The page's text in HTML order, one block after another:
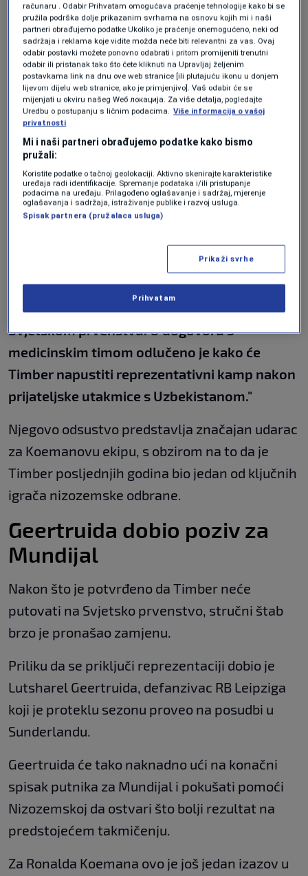
sezone osvojio naslov prvaka Engleske.
Timber već duže vrijeme vodi borbu s
povredom prepona koju je zadobio 14. marta
tokom utakmice protiv Evertona. Iako je nakon
višemjesečne rehabilitacije uspio zaigrati i u
finalu Lige prvaka, u kojem je Arsenal poražen
od PSG-a, procijenjeno je da još uvijek nije
spreman za napore koje zahtijeva nastup na
Svjetskom prvenstvu.
"24-godišnjak se nije dovoljno oporavio od
ozljede prepona za sudjelovanje na
Svjetskom prvenstvu. U dogovoru s
medicinskim timom odlučeno je kako će
Timber napustiti reprezentativni kamp nakon
prijateljske utakmice s Uzbekistanom."
Njegovo odsustvo predstavlja značajan udarac
za Koemanovu ekipu, s obzirom na to da je
Timber posljednjih godina bio jedan od ključnih
igrača nizozemske odbrane.
Geertruida dobio poziv za
Mundijal
Nakon što je potvrđeno da Timber neće
putovati na Svjetsko prvenstvo, stručni štab
brzo je pronašao zamjenu.
Priliku da se priključi reprezentaciji dobio je
Lutsharel Geertruida, defanzivac RB Leipziga
koji je proteklu sezonu proveo na posudbi u
Sunderlandu.
Geertruida će tako naknadno ući na konačni
spisak putnika za Mundijal i pokušati pomoći
Nizozemskoj da ostvari što bolji rezultat na
predstojećem takmičenju.
Za Ronalda Koemana ovo je još jedan izazov u
računaru . Odabir Prihvatam omogućava praćenje tehnologije kako bi se
pružila podrška dolje prikazanim svrhama na osnovu kojih mi i naši
partneri obrađujemo podatke Ukoliko je praćenje onemogućeno, neki od
sadržaja i reklama koje vidite možda neće biti relevantni za vas. Ovaj
odabir postavki možete ponovno odabrati i pritom promijeniti trenutni
odabir ili pristanak tako što ćete kliknuti na Upravljaj željenim
postavkama link na dnu ove web stranice [ili plutajuću ikonu u donjem
lijevom dijelu web stranice, ako je primjenjivo]. Vaš odabir će se
mijenjati u okviru našeg Wеб локација. Za više detalja, pogledajte
Uredbu o postupanju s ličnim podacima. Više informacija o vašoj
privatnosti
Mi i naši partneri obrađujemo podatke kako bismo
pružali:
Koristite podatke o tačnoj geolokaciji. Aktivno skenirajte karakteristike
uređaja radi identifikacije. Spremanje podataka i/ili pristupanje
podacima na uređaju. Prilagođeno oglašavanje i sadržaj, mjerenje
oglašavanja i sadržaja, istraživanje publike i razvoj usluga.
Spisak partnera (pružalaca usluga)
Prikaži svrhe
Prihvatam